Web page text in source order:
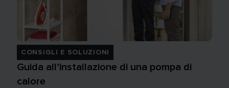
CONSIGLI E SOLUZIONI
Guida all’installazione di una pompa di
calore